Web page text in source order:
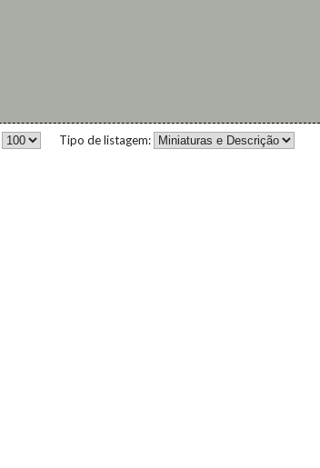
Tipo de listagem: